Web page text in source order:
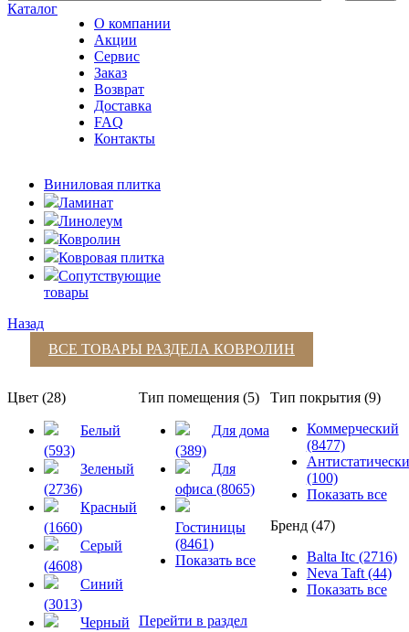
Каталог
О компании
Акции
Сервис
Заказ
Возврат
Доставка
FAQ
Контакты
Виниловая плитка
Ламинат
Линолеум
Ковролин
Ковровая плитка
Сопутствующие
товары
Назад
ВСЕ ТОВАРЫ РАЗДЕЛА КОВРОЛИН
Цвет (28)
Белый
(593)
Зеленый
(2736)
Красный
(1660)
Серый
(4608)
Синий
(3013)
Черный
Тип помещения (5)
Для дома
(389)
Для
офиса (8065)
Гостиницы
(8461)
Показать все
Тип покрытия (9)
Коммерческий
(8477)
(100)
Показать все
Бренд (47)
Balta Itc (2716)
Neva Taft (44)
Показать все
Перейти в раздел